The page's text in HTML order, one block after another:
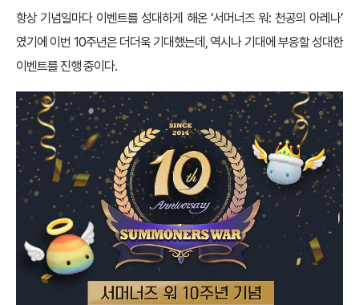
항상 기념일마다 이벤트를 성대하게 해온 ‘서머너즈 워: 천공의 아레나’
였기에 이번 10주년은 더더욱 기대했는데, 역시나 기대에 부응할 성대한
이벤트를 진행 중이다.